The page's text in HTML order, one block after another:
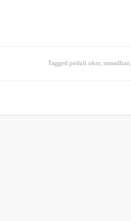
Tagged peduli ukm ramadhan